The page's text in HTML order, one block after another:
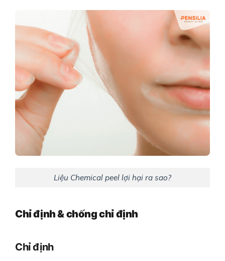
Liệu Chemical peel lợi hại ra sao?
Chỉ định & chống chỉ định
Chỉ định